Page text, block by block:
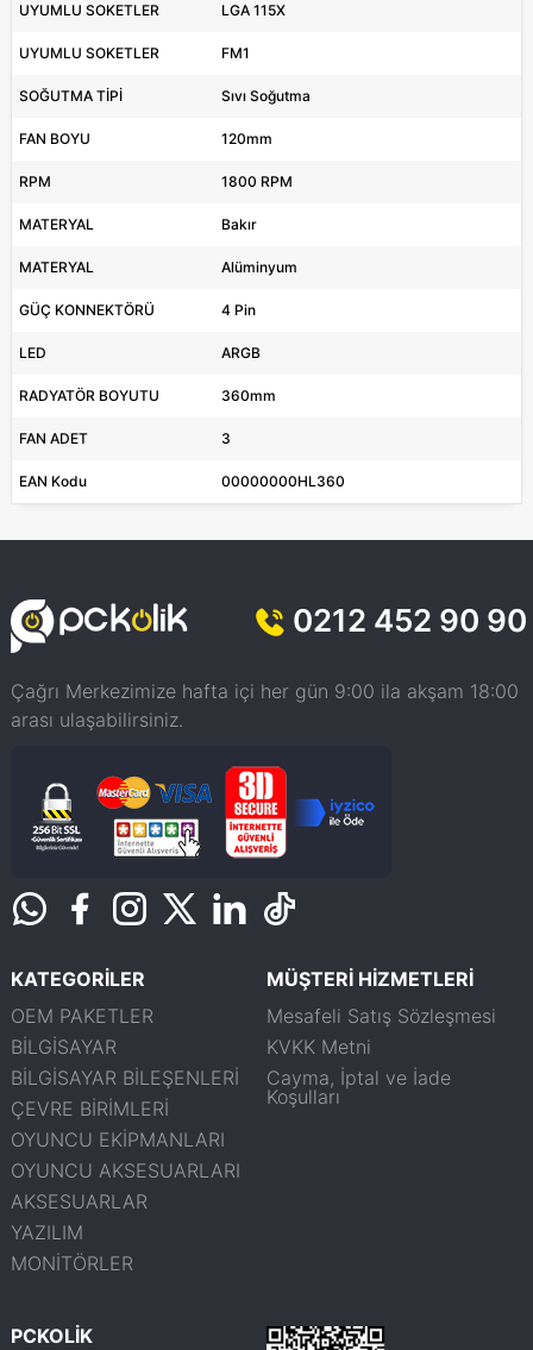
UYUMLU SOKETLER LGA 115X
UYUMLU SOKETLER FM1
SOĞUTMA TİPİ Sıvı Soğutma
FAN BOYU 120mm
RPM 1800 RPM
MATERYAL Bakır
MATERYAL Alüminyum
GÜÇ KONNEKTÖRÜ 4 Pin
LED ARGB
RADYATÖR BOYUTU 360mm
FAN ADET 3
EAN Kodu 00000000HL360
0212 452 90 90
Çağrı Merkezimize hafta içi her gün 9:00 ila akşam 18:00
arası ulaşabilirsiniz.
KATEGORİLER
OEM PAKETLER
BİLGİSAYAR
BİLGİSAYAR BİLEŞENLERİ
ÇEVRE BİRİMLERİ
OYUNCU EKİPMANLARI
OYUNCU AKSESUARLARI
AKSESUARLAR
YAZILIM
MONİTÖRLER
MÜŞTERİ HİZMETLERİ
Mesafeli Satış Sözleşmesi
KVKK Metni
Cayma, İptal ve İade
Koşulları
PCKOLİK